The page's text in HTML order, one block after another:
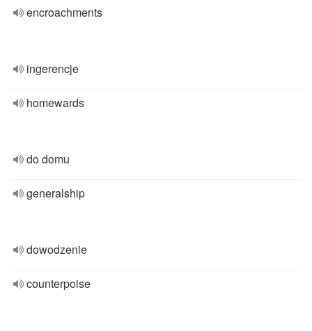
encroachments
ingerencje
homewards
do domu
generalship
dowodzenie
counterpoise